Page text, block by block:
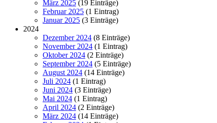
März 2025 (19 Einträge)
Februar 2025 (1 Eintrag)
Januar 2025 (3 Einträge)
2024
Dezember 2024 (8 Einträge)
November 2024 (1 Eintrag)
Oktober 2024 (2 Einträge)
September 2024 (5 Einträge)
August 2024 (14 Einträge)
Juli 2024 (1 Eintrag)
Juni 2024 (3 Einträge)
Mai 2024 (1 Eintrag)
April 2024 (2 Einträge)
März 2024 (14 Einträge)